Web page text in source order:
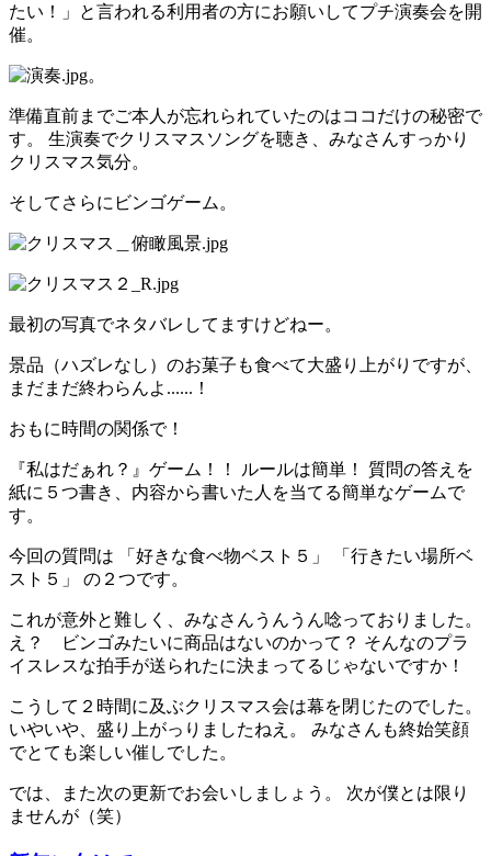
たい！」と言われる利用者の方にお願いしてプチ演奏会を開
催。
。
準備直前までご本人が忘れられていたのはココだけの秘密で
す。 生演奏でクリスマスソングを聴き、みなさんすっかり
クリスマス気分。
そしてさらにビンゴゲーム。
最初の写真でネタバレしてますけどねー。
景品（ハズレなし）のお菓子も食べて大盛り上がりですが、
まだまだ終わらんよ......！
おもに時間の関係で！
『私はだぁれ？』ゲーム！！ ルールは簡単！ 質問の答えを
紙に５つ書き、内容から書いた人を当てる簡単なゲームで
す。
今回の質問は 「好きな食べ物ベスト５」 「行きたい場所ベ
スト５」 の２つです。
これが意外と難しく、みなさんうんうん唸っておりました。
え？ ビンゴみたいに商品はないのかって？ そんなのプラ
イスレスな拍手が送られたに決まってるじゃないですか！
こうして２時間に及ぶクリスマス会は幕を閉じたのでした。
いやいや、盛り上がっりましたねえ。 みなさんも終始笑顔
でとても楽しい催しでした。
では、また次の更新でお会いしましょう。 次が僕とは限り
ませんが（笑）